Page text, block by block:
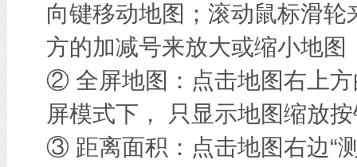
向键移动地图；滚动鼠标滑
方的加减号来放大或缩小地图
② 全屏地图：点击地图右上方
屏模式下， 只显示地图缩放
③ 距离面积：点击地图右边“